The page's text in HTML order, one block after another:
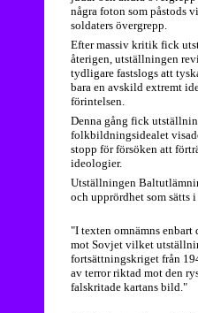
några foton som påstods
soldaters övergrepp.
Efter massiv kritik fick
återigen, utställningen
tydligare fastslogs att
bara en avskild extremt
förintelsen.
Denna gång fick
folkbildningsidealet
stopp för försöken att
ideologier.
Utställningen
och upprördhet som sätts
"I texten omnämns
mot Sovjet vilket
fortsättningskriget från
av terror riktad mot den
falskritade kartans bild."